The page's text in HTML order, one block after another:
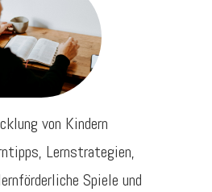
von Kindern
Lernstrategien,
Spiele und